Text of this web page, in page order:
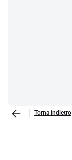
Torna indietro